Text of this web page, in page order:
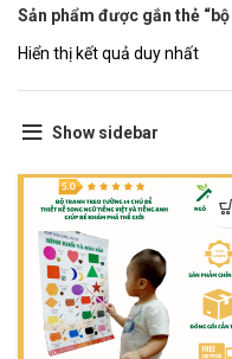
Sản phẩm được gắn thẻ
Hiển thị kết quả duy nhất
Show sidebar